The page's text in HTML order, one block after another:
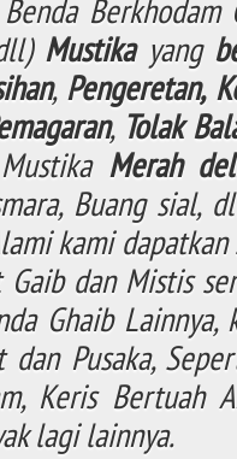
Mustikayang
, Pengeretan,
, Tolak
Merah
Buang sial,
kami
dan Mistis
Ghaib
dan Pusaka,
Keris Bertuah
lagi lainnya.